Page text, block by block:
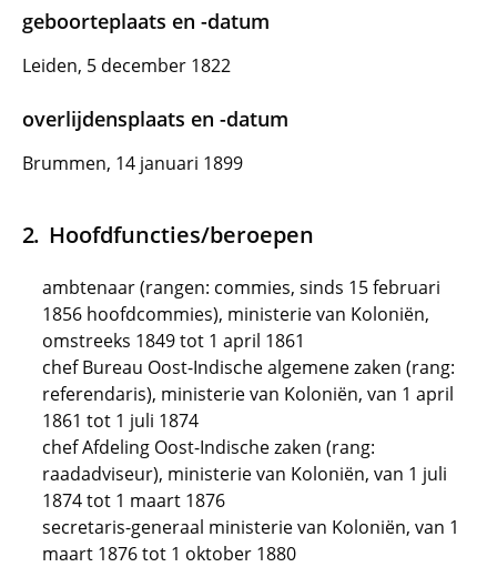
geboorteplaats en -datum
Leiden, 5 december 1822
overlijdensplaats en -datum
Brummen, 14 januari 1899
Hoofdfuncties/beroepen
ambtenaar (rangen: commies, sinds 15 februari
1856 hoofdcommies), ministerie van Koloniën,
omstreeks 1849 tot 1 april 1861
chef Bureau Oost-Indische algemene zaken (rang:
referendaris), ministerie van Koloniën, van 1 april
1861 tot 1 juli 1874
chef Afdeling Oost-Indische zaken (rang:
raadadviseur), ministerie van Koloniën, van 1 juli
1874 tot 1 maart 1876
secretaris-generaal ministerie van Koloniën, van 1
maart 1876 tot 1 oktober 1880